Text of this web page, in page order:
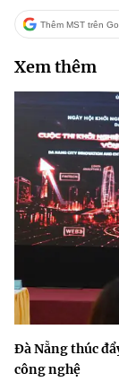
Thêm MST trên
Xem thêm
Đà Nẵng thúc
công nghệ